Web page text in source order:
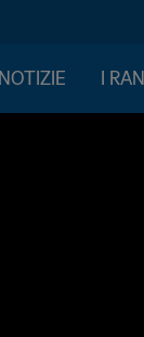
NOTIZIE I